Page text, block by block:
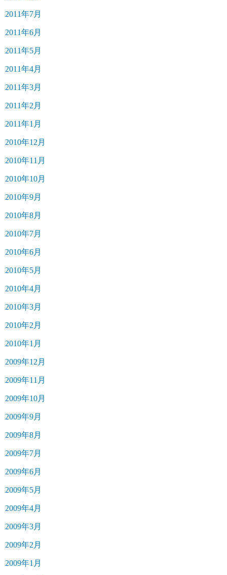
2011年7月
2011年6月
2011年5月
2011年4月
2011年3月
2011年2月
2011年1月
2010年12月
2010年11月
2010年10月
2010年9月
2010年8月
2010年7月
2010年6月
2010年5月
2010年4月
2010年3月
2010年2月
2010年1月
2009年12月
2009年11月
2009年10月
2009年9月
2009年8月
2009年7月
2009年6月
2009年5月
2009年4月
2009年3月
2009年2月
2009年1月